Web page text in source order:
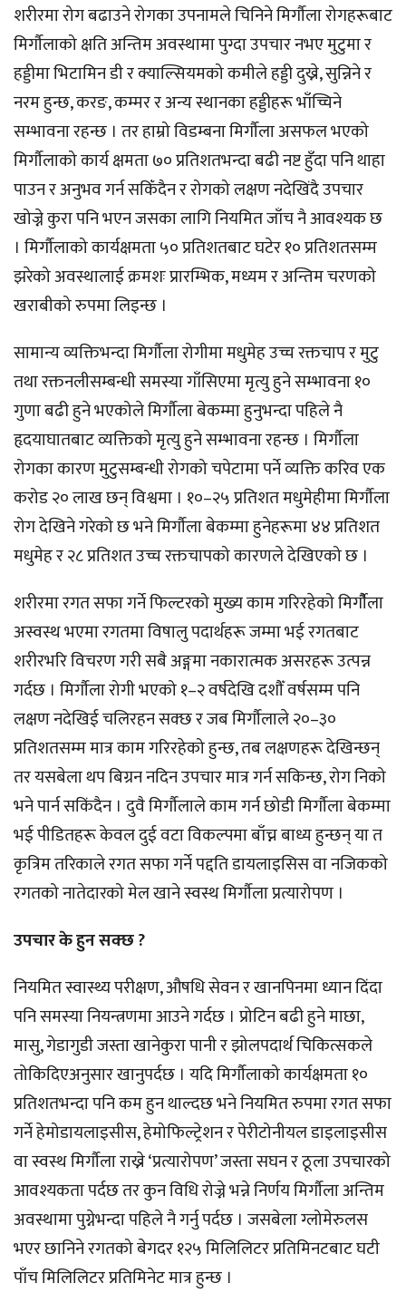
शरीरमा रोग बढाउने रोगका उपनामले चिनिने मिर्गौला रोगहरूबाट
मिर्गौलाको क्षति अन्तिम अवस्थामा पुग्दा उपचार नभए मुटुमा र
हड्डीमा भिटामिन डी र क्याल्सियमको कमीले हड्डी दुख्ने, सुन्निने र
नरम हुन्छ, करङ, कम्मर र अन्य स्थानका हड्डीहरू भाँच्चिने
सम्भावना रहन्छ । तर हाम्रो विडम्बना मिर्गौला असफल भएको
मिर्गौलाको कार्य क्षमता ७० प्रतिशतभन्दा बढी नष्ट हुँदा पनि थाहा
पाउन र अनुभव गर्न सकिँदैन र रोगको लक्षण नदेखिंदै उपचार
खोज्ने कुरा पनि भएन जसका लागि नियमित जाँच नै आवश्यक छ
। मिर्गौलाको कार्यक्षमता ५० प्रतिशतबाट घटेर १० प्रतिशतसम्म
झरेको अवस्थालाई क्रमशः प्रारम्भिक, मध्यम र अन्तिम चरणको
खराबीको रुपमा लिइन्छ ।
सामान्य व्यक्तिभन्दा मिर्गौला रोगीमा मधुमेह उच्च रक्तचाप र मुटु
तथा रक्तनलीसम्बन्धी समस्या गाँसिएमा मृत्यु हुने सम्भावना १०
गुणा बढी हुने भएकोले मिर्गौला बेकम्मा हुनुभन्दा पहिले नै
हृदयाघातबाट व्यक्तिको मृत्यु हुने सम्भावना रहन्छ । मिर्गौला
रोगका कारण मुटुसम्बन्धी रोगको चपेटामा पर्ने व्यक्ति करिव एक
करोड २० लाख छन् विश्वमा । १०–२५ प्रतिशत मधुमेहीमा मिर्गौला
रोग देखिने गरेको छ भने मिर्गौला बेकम्मा हुनेहरूमा ४४ प्रतिशत
मधुमेह र २८ प्रतिशत उच्च रक्तचापको कारणले देखिएको छ ।
शरीरमा रगत सफा गर्ने फिल्टरको मुख्य काम गरिरहेको मिर्गौैला
अस्वस्थ भएमा रगतमा विषालु पदार्थहरू जम्मा भई रगतबाट
शरीरभरि विचरण गरी सबै अङ्गमा नकारात्मक असरहरू उत्पन्न
गर्दछ । मिर्गौला रोगी भएको १–२ वर्षदेखि दशौँ वर्षसम्म पनि
लक्षण नदेखिई चलिरहन सक्छ र जब मिर्गौलाले २०–३०
प्रतिशतसम्म मात्र काम गरिरहेको हुन्छ, तब लक्षणहरू देखिन्छन्
तर यसबेला थप बिग्रन नदिन उपचार मात्र गर्न सकिन्छ, रोग निको
भने पार्न सकिंदैन । दुवै मिर्गौलाले काम गर्न छोडी मिर्गौला बेकम्मा
भई पीडितहरू केवल दुई वटा विकल्पमा बाँच्न बाध्य हुन्छन् या त
कृत्रिम तरिकाले रगत सफा गर्ने पद्दति डायलाइसिस वा नजिकको
रगतको नातेदारको मेल खाने स्वस्थ मिर्गौला प्रत्यारोपण ।
उपचार के हुन सक्छ ?
नियमित स्वास्थ्य परीक्षण, औषधि सेवन र खानपिनमा ध्यान दिंदा
पनि समस्या नियन्त्रणमा आउने गर्दछ । प्रोटिन बढी हुने माछा,
मासु, गेडागुडी जस्ता खानेकुरा पानी र झोलपदार्थ चिकित्सकले
तोकिदिएअनुसार खानुपर्दछ । यदि मिर्गौलाको कार्यक्षमता १०
प्रतिशतभन्दा पनि कम हुन थाल्दछ भने नियमित रुपमा रगत सफा
गर्ने हेमोडायलाइसीस, हेमोफिल्ट्रेशन र पेरीटोनीयल डाइलाइसीस
वा स्वस्थ मिर्गौला राख्ने ‘प्रत्यारोपण’ जस्ता सघन र ठूला उपचारको
आवश्यकता पर्दछ तर कुन विधि रोज्ने भन्ने निर्णय मिर्गौला अन्तिम
अवस्थामा पुग्नेभन्दा पहिले नै गर्नु पर्दछ । जसबेला ग्लोमेरुलस
भएर छानिने रगतको बेगदर १२५ मिलिलिटर प्रतिमिनटबाट घटी
पाँच मिलिलिटर प्रतिमिनेट मात्र हुन्छ ।